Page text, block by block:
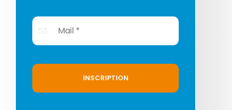
INSCRIPTION